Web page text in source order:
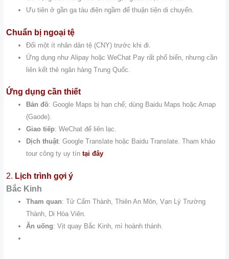
Ưu tiên ở gần ga tàu điện ngầm để thuận tiện di chuyển.
Chuẩn bị ngoại tệ
Đổi một ít nhân dân tệ (CNY) trước khi đi.
Ứng dụng như Alipay hoặc WeChat Pay rất phổ biến, nhưng cần
liên kết thẻ ngân hàng Trung Quốc.
Ứng dụng cần thiết
Bản đồ: Google Maps bị hạn chế; dùng Baidu Maps hoặc Amap
(Gaode).
Giao tiếp: WeChat để liên lạc.
Dịch thuật: Google Translate hoặc Baidu Translate. Tham khảo
tour công ty uy tín tại đây
2. Lịch trình gợi ý
Bắc Kinh
Tham quan: Tử Cấm Thành, Thiên An Môn, Vạn Lý Trường
Thành, Di Hòa Viên.
Ăn uống: Vịt quay Bắc Kinh, mì hoành thánh.